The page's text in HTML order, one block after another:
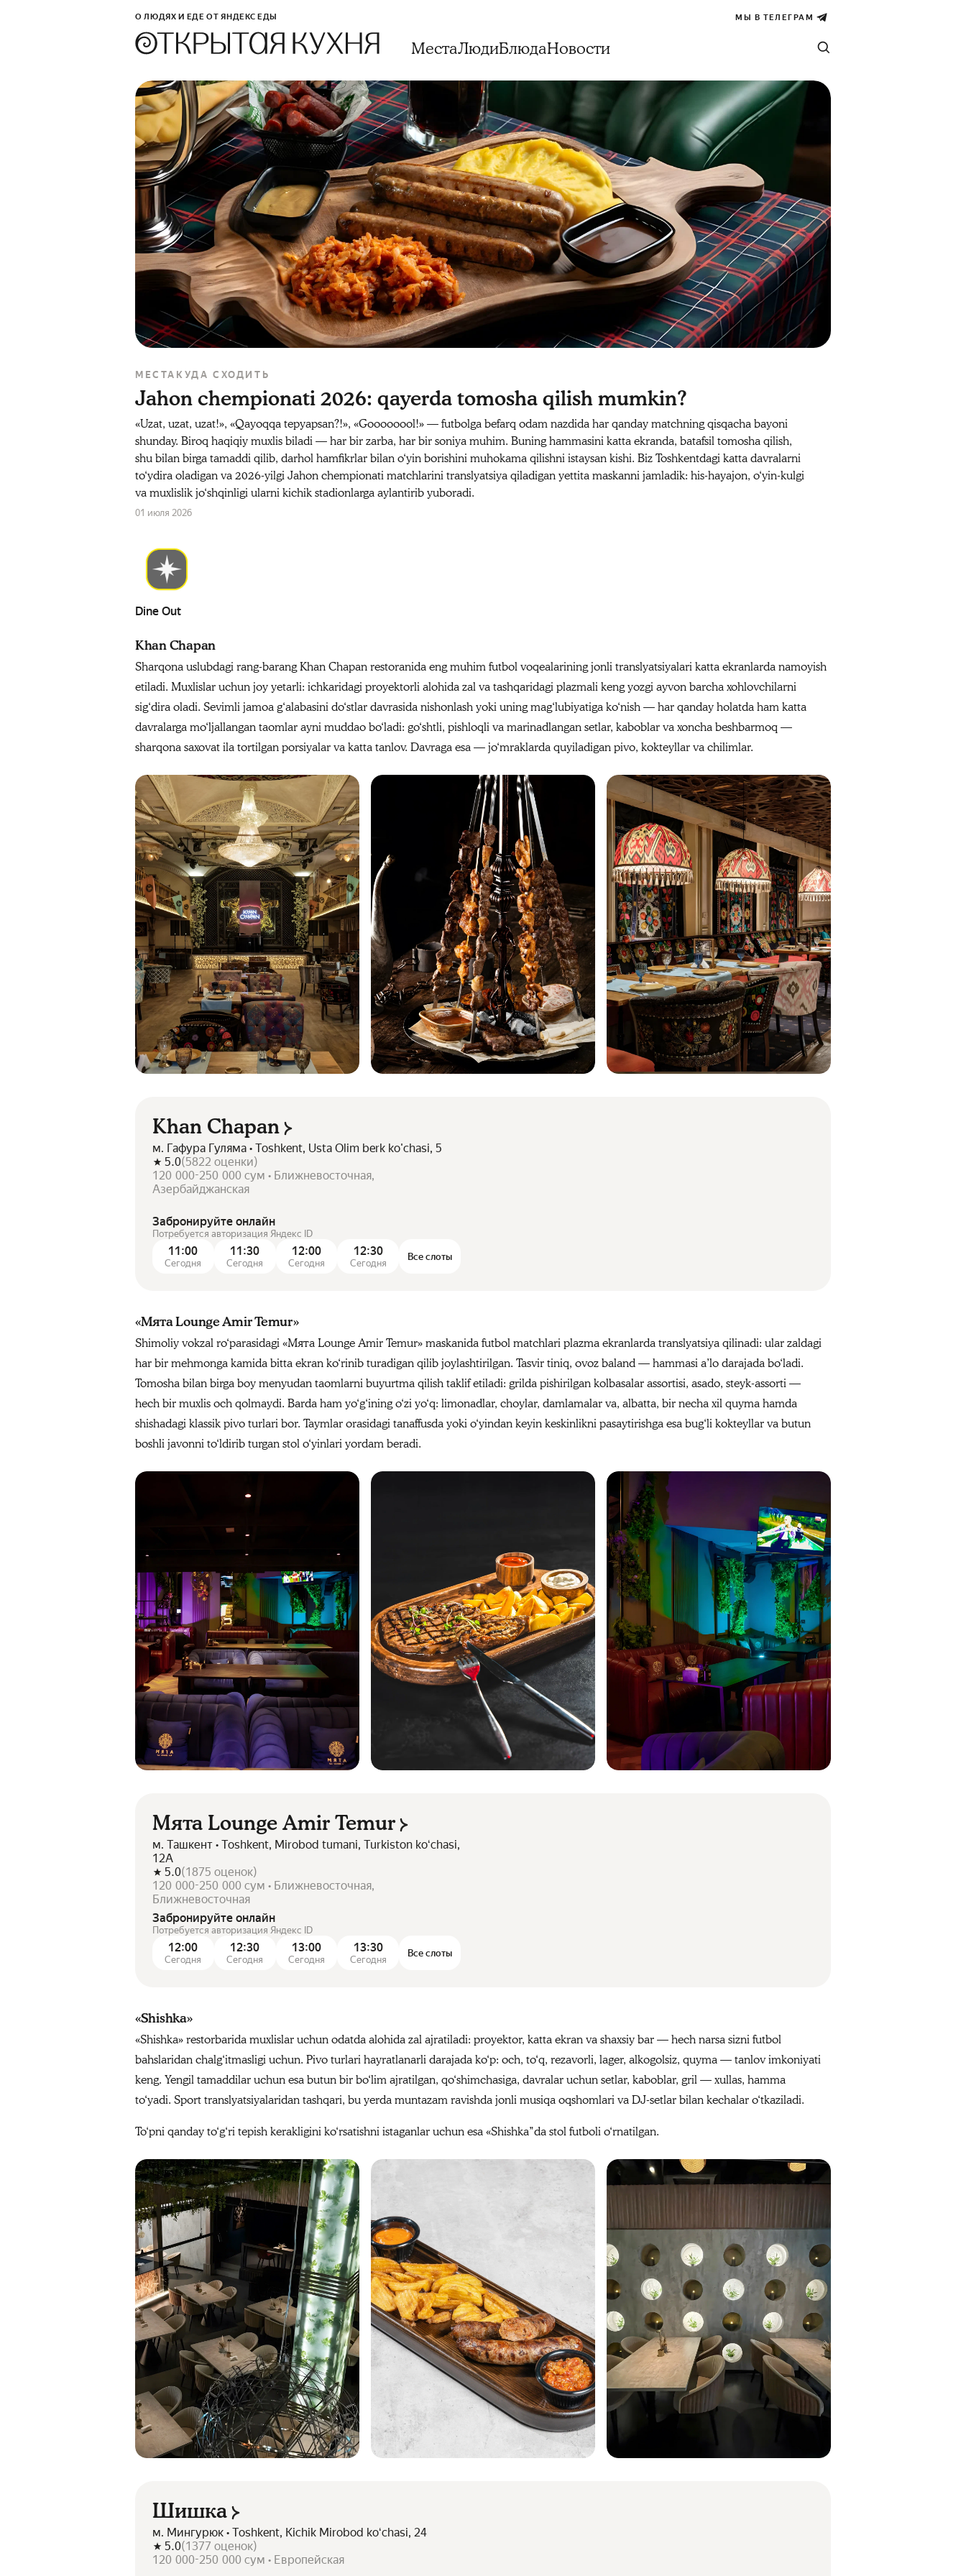
О ЛЮДЯХ И ЕДЕ ОТ ЯНДЕКС ЕДЫ МЫ В ТЕЛЕГРАМ
МестаЛюдиБлюдаНовости
МЕСТА КУДА СХОДИТЬ
Jahon chempionati 2026: qayerda tomosha qilish mumkin?
«Uzat, uzat, uzat!», «Qayoqqa tepyapsan?!», «Goooooool!» — futbolga befarq odam nazdida har qanday matchning qisqacha bayoni
shunday. Biroq haqiqiy muxlis biladi — har bir zarba, har bir soniya muhim. Buning hammasini katta ekranda, batafsil tomosha qilish,
shu bilan birga tamaddi qilib, darhol hamfikrlar bilan o‘yin borishini muhokama qilishni istaysan kishi. Biz Toshkentdagi katta davralarni
to‘ydira oladigan va 2026‑yilgi Jahon chempionati matchlarini translyatsiya qiladigan yettita maskanni jamladik: his‑hayajon, o‘yin‑kulgi
va muxlislik jo‘shqinligi ularni kichik stadionlarga aylantirib yuboradi.
01 июля 2026
Dine Out
Khan Chapan
Sharqona uslubdagi rang‑barang Khan Chapan restoranida eng muhim futbol voqealarining jonli translyatsiyalari katta ekranlarda namoyish
etiladi. Muxlislar uchun joy yetarli: ichkaridagi proyektorli alohida zal va tashqaridagi plazmali keng yozgi ayvon barcha xohlovchilarni
sig‘dira oladi. Sevimli jamoa g‘alabasini do‘stlar davrasida nishonlash yoki uning mag‘lubiyatiga ko‘nish — har qanday holatda ham katta
davralarga mo‘ljallangan taomlar ayni muddao bo‘ladi: go‘shtli, pishloqli va marinadlangan setlar, kaboblar va xoncha beshbarmoq —
sharqona saxovat ila tortilgan porsiyalar va katta tanlov. Davraga esa — jo‘mraklarda quyiladigan pivo, kokteyllar va chilimlar.
Khan Chapan
м. Гафура Гуляма • Toshkent, Usta Olim berk ko'chasi, 5
5.0(5822 оценки)
120 000-250 000 сум • Ближневосточная,
Азербайджанская
Забронируйте онлайн
Потребуется авторизация Яндекс ID
11:00
Сегодня
11:30
Сегодня
12:00
Сегодня
12:30
Сегодня
Все слоты
«Мята Lounge Amir Temur»
Shimoliy vokzal ro‘parasidagi «Мята Lounge Amir Temur» maskanida futbol matchlari plazma ekranlarda translyatsiya qilinadi: ular zaldagi
har bir mehmonga kamida bitta ekran ko‘rinib turadigan qilib joylashtirilgan. Tasvir tiniq, ovoz baland — hammasi a’lo darajada bo‘ladi.
Tomosha bilan birga boy menyudan taomlarni buyurtma qilish taklif etiladi: grilda pishirilgan kolbasalar assortisi, asado, steyk‑assorti —
hech bir muxlis och qolmaydi. Barda ham yo‘g‘ining o‘zi yo‘q: limonadlar, choylar, damlamalar va, albatta, bir necha xil quyma hamda
shishadagi klassik pivo turlari bor. Taymlar orasidagi tanaffusda yoki o‘yindan keyin keskinlikni pasaytirishga esa bug‘li kokteyllar va butun
boshli javonni to‘ldirib turgan stol o‘yinlari yordam beradi.
Мята Lounge Amir Temur
м. Ташкент • Toshkent, Mirobod tumani, Turkiston koʻchasi,
12А
5.0(1875 оценок)
120 000-250 000 сум • Ближневосточная,
Ближневосточная
Забронируйте онлайн
Потребуется авторизация Яндекс ID
12:00
Сегодня
12:30
Сегодня
13:00
Сегодня
13:30
Сегодня
Все слоты
«Shishka»
«Shishka» restorbarida muxlislar uchun odatda alohida zal ajratiladi: proyektor, katta ekran va shaxsiy bar — hech narsa sizni futbol
bahslaridan chalg‘itmasligi uchun. Pivo turlari hayratlanarli darajada ko‘p: och, to‘q, rezavorli, lager, alkogolsiz, quyma — tanlov imkoniyati
keng. Yengil tamaddilar uchun esa butun bir bo‘lim ajratilgan, qo‘shimchasiga, davralar uchun setlar, kaboblar, gril — xullas, hamma
to‘yadi. Sport translyatsiyalaridan tashqari, bu yerda muntazam ravishda jonli musiqa oqshomlari va DJ‑setlar bilan kechalar o‘tkaziladi.
To‘pni qanday to‘g‘ri tepish kerakligini ko‘rsatishni istaganlar uchun esa «Shishka”da stol futboli o‘rnatilgan.
Шишка
м. Мингурюк • Toshkent, Kichik Mirobod koʻchasi, 24
5.0(1377 оценок)
120 000-250 000 сум • Европейская